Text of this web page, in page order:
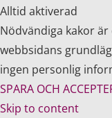
Alltid aktiverad
Nödvändiga kakor
webbsidans
ingen personlig
SPARA OCH
Skip to content